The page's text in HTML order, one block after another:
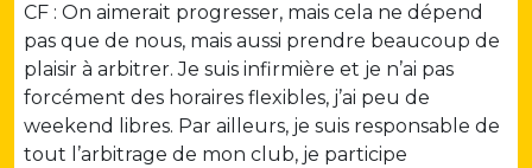
CF : On aimerait progresser, mais cela ne dépend
pas que de nous, mais aussi prendre beaucoup de
plaisir à arbitrer. Je suis infirmière et je n’ai pas
forcément des horaires flexibles, j’ai peu de
weekend libres. Par ailleurs, je suis responsable de
tout l’arbitrage de mon club, je participe